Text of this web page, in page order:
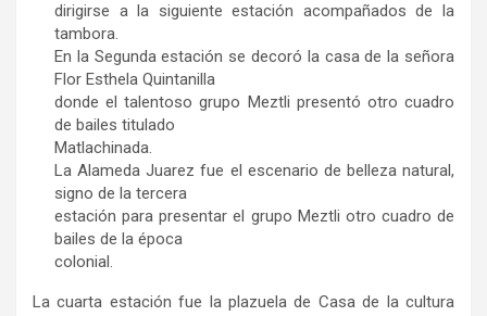
dirigirse a la siguiente estación acompañados de la
tambora.
En la Segunda estación se decoró la casa de la señora
Flor Esthela Quintanilla
donde el talentoso grupo Meztli presentó otro cuadro
de bailes titulado
Matlachinada.
La Alameda Juarez fue el escenario de belleza natural,
signo de la tercera
estación para presentar el grupo Meztli otro cuadro de
bailes de la época
colonial.
La cuarta estación fue la plazuela de Casa de la cultura